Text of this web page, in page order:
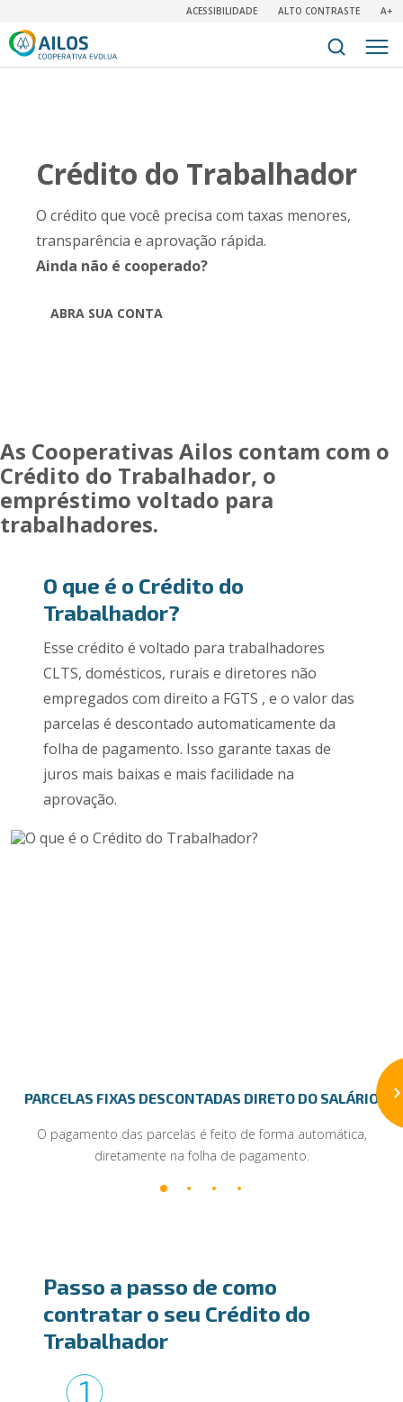
ACESSIBILIDADE ALTO CONTRASTE A+
Crédito do Trabalhador
O crédito que você precisa com taxas menores,
transparência e aprovação rápida.
Ainda não é cooperado?
ABRA SUA CONTA
As Cooperativas Ailos contam com o
Crédito do Trabalhador, o
empréstimo voltado para
trabalhadores.
O que é o Crédito do
Trabalhador?
Esse crédito é voltado para trabalhadores
CLTS, domésticos, rurais e diretores não
empregados com direito a FGTS , e o valor das
parcelas é descontado automaticamente da
folha de pagamento. Isso garante taxas de
juros mais baixas e mais facilidade na
aprovação.
PARCELAS FIXAS DESCONTADAS DIRETO DO SALÁRIO
O pagamento das parcelas é feito de forma automática,
diretamente na folha de pagamento.
Passo a passo de como
contratar o seu Crédito do
Trabalhador